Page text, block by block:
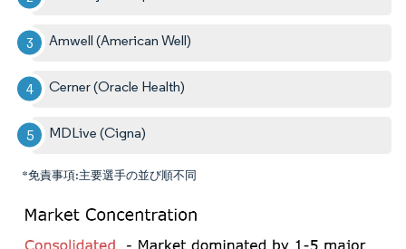
Amwell (American Well)
Cerner (Oracle Health)
MDLive (Cigna)
*免責事項:主要選手の並び順不同